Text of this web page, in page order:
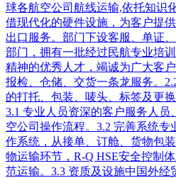
球各航空公司航线运输,依托知识
借现代化的硬件设施，为客户提
出口服务。部门下设客服、单证
部门，拥有一批经过民航专业培
精神的优秀人才，竭诚为广大客
报检、仓储、交货一条龙服务。
的打托、包装、唛头、标签及更
3.1 专业人员资深的客户服务人员
空公司操作流程。3.2 完善系统专
作系统，从接单、订舱、货物包
物运输环节，R-Q HSE安全控制
范运输。3.3 资质及设施中国外经